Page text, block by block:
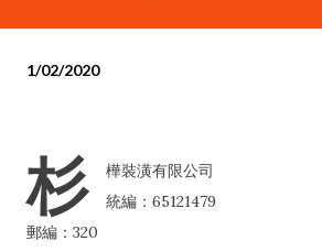
1/02/2020
杉
樺裝潢有限公司
統編：65121479
郵編：320